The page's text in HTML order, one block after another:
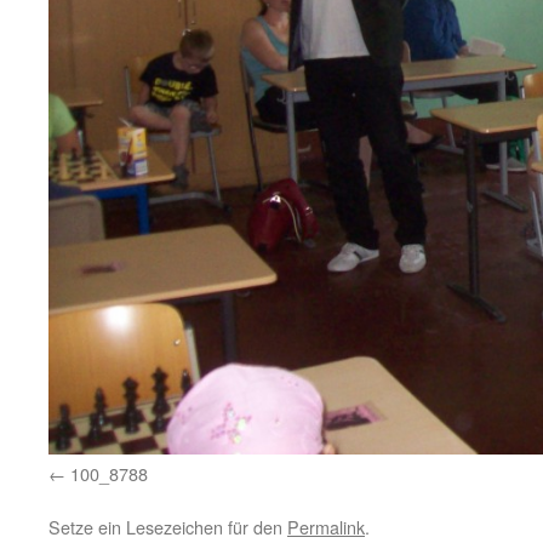
100_8788
Setze ein Lesezeichen für den Permalink.